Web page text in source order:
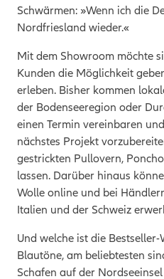
Schwärmen: »Wenn ich die
Nordfriesland wieder.«
Mit dem Showroom möchte
Kunden die Möglichkeit
erleben. Bisher kommen
der Bodenseeregion oder
einen Termin vereinbaren
nächstes Projekt
gestrickten Pullovern,
lassen. Darüber hinaus
Wolle online und bei
Italien und der Schweiz
Und welche ist die
Blautöne, am beliebtesten
Schafen auf der